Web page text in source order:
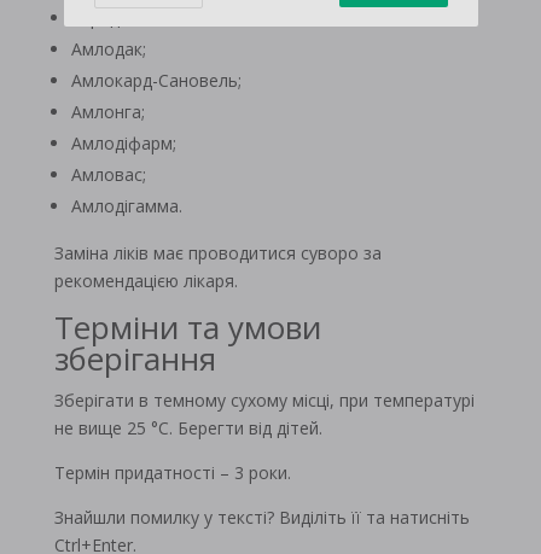
Амлодак;
Амлокард-Сановель;
Амлонга;
Амлодіфарм;
Амловас;
Амлодігамма.
Заміна ліків має проводитися суворо за
рекомендацією лікаря.
Терміни та умови
зберігання
Зберігати в темному сухому місці, при температурі
не вище 25 °C. Берегти від дітей.
Термін придатності – 3 роки.
Знайшли помилку у тексті? Виділіть її та натисніть
Ctrl+Enter.